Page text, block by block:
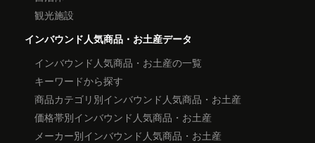
観光施設
インバウンド人気商品・お土産データ
インバウンド人気商品・お土産の一覧
キーワードから探す
商品カテゴリ別インバウンド人気商品・お土産
価格帯別インバウンド人気商品・お土産
メーカー別インバウンド人気商品・お土産